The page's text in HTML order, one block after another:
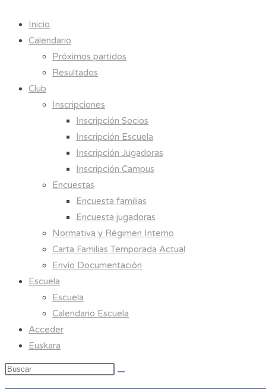
Inicio
Calendario
Próximos partidos
Resultados
Club
Inscripciones
Inscripción Socios
Inscripción Escuela
Inscripción Jugadoras
Inscripción Campus
Encuestas
Encuesta familias
Encuesta jugadoras
Normativa y Régimen Interno
Carta Familias Temporada Actual
Envío Documentación
Escuela
Escuela
Calendario Escuela
Acceder
Euskara